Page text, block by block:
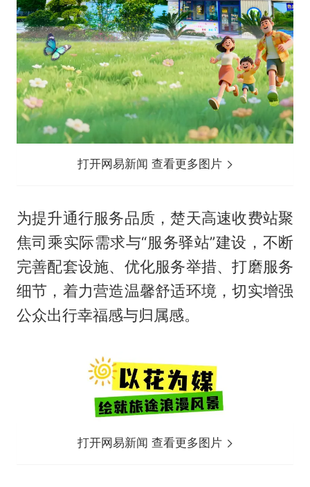
打开网易新闻 查看更多图片
为提升通行服务品质，楚天高速收费站聚
焦司乘实际需求与“服务驿站”建设，不断
完善配套设施、优化服务举措、打磨服务
细节，着力营造温馨舒适环境，切实增强
公众出行幸福感与归属感。
打开网易新闻 查看更多图片